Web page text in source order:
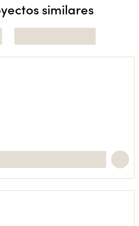
similares